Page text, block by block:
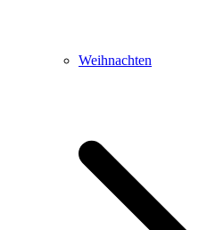
Weihnachten